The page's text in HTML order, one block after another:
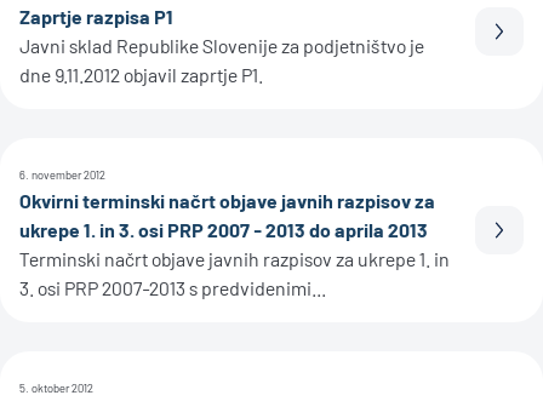
Zaprtje razpisa P1
Javni sklad Republike Slovenije za podjetništvo je
dne 9.11.2012 objavil zaprtje P1.
6. november 2012
Okvirni terminski načrt objave javnih razpisov za
ukrepe 1. in 3. osi PRP 2007 - 2013 do aprila 2013
Terminski načrt objave javnih razpisov za ukrepe 1. in
3. osi PRP 2007-2013 s predvidenimi...
5. oktober 2012